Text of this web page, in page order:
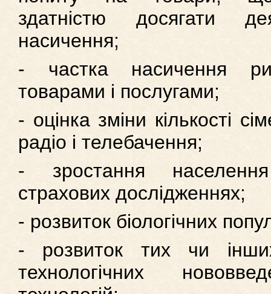
здатністю досягати
насичення;
- частка насичення
товарами і послугами;
- оцінка зміни кількості
радіо і телебачення;
- зростання
страхових дослідженнях;
- розвиток біологічних
- розвиток тих чи
технологічних